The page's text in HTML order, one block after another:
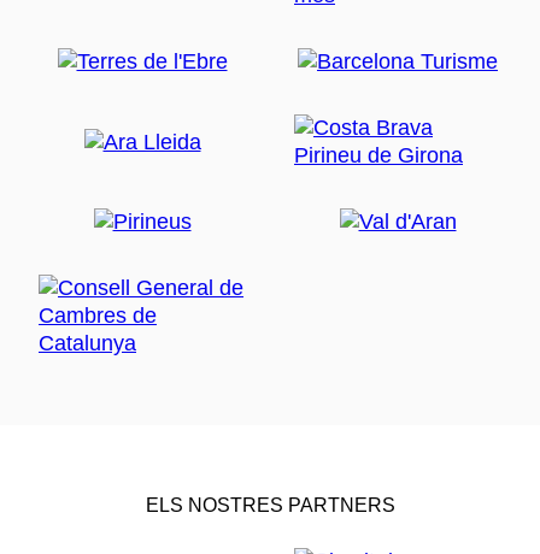
ELS NOSTRES PARTNERS